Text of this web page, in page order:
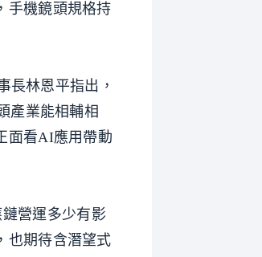
手機鏡頭規格持
長林恩平指出，
產業能相輔相
面看AI應用帶動
營運多少有影
也期待含潛望式